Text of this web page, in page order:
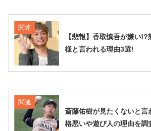
関連
【悲報】香取慎吾が嫌い
様と言われる理由3選!
関連
斎藤佑樹が見たくないと言
格悪いや遊び人の理由を調